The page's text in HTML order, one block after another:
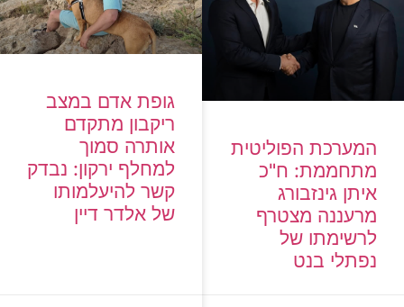
המערכת הפוליטית
מתחממת: ח"כ
איתן גינזבורג
מרעננה מצטרף
לרשימתו של
נפתלי בנט
גופת אדם במצב
ריקבון מתקדם
אותרה סמוך
למחלף ירקון: נבדק
קשר להיעלמותו
של אלדר דיין